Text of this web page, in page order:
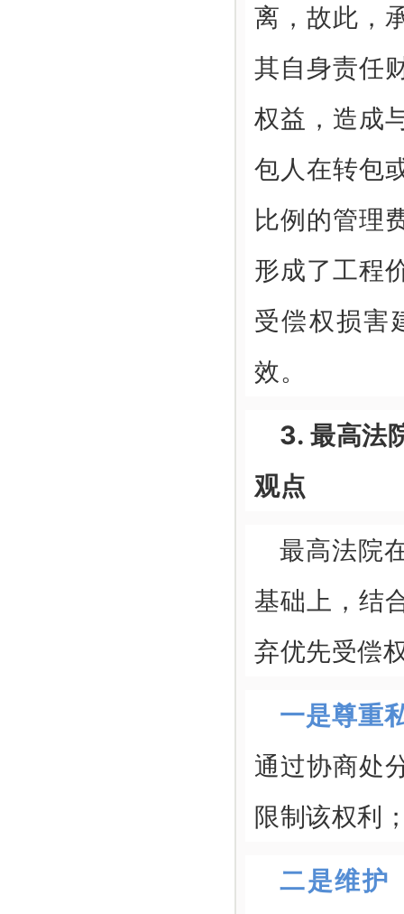
离，故此，
其自身责任
权益，造成
包人在转包
比例的管理
形成了工程
受偿权损害
效。
3. 最高法
观点
最高法院
基础上，结
弃优先受偿
一是尊重
通过协商处
限制该权利
二是维护